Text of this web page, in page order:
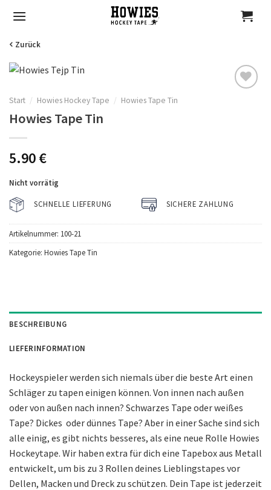
Zurück
Start / Howies Hockey Tape / Howies Tape Tin
Howies Tape Tin
5.90€
Nicht vorrätig
SCHNELLE LIEFERUNG SICHERE ZAHLUNG
Artikelnummer: 100-21
Kategorie: Howies Tape Tin
BESCHREIBUNG
LIEFERINFORMATION
Hockeyspieler werden sich niemals über die beste Art einen
Schläger zu tapen einigen können. Von innen nach außen
oder von außen nach innen? Schwarzes Tape oder weißes
Tape? Dickes oder dünnes Tape? Aber in einer Sache sind sich
alle einig, es gibt nichts besseres, als eine neue Rolle Howies
Hockeytape. Wir haben extra für dich eine Tapebox aus Metall
entwickelt, um bis zu 3 Rollen deines Lieblingstapes vor
Dellen, Macken und Dreck zu schützen. Dein Tape ist jederzeit